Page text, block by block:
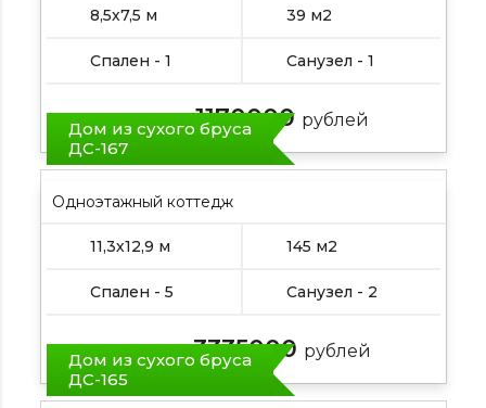
8,5х7,5 м 39 м2
Спален - 1 Санузел - 1
Цена от: 1170000 рублей
Дом из сухого бруса
ДС-167
Одноэтажный коттедж
11,3х12,9 м 145 м2
Спален - 5 Санузел - 2
Цена от: 3335000 рублей
Дом из сухого бруса
ДС-165